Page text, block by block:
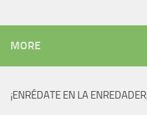
MORE
¡ENRÉDATE EN LA